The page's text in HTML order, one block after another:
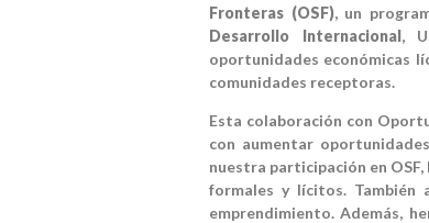
Fronteras (OSF), un
Desarrollo Internacional,
oportunidades económicas
comunidades receptoras.
Esta colaboración con
con aumentar
nuestra participación en
formales y lícitos. También
emprendimiento. Además,